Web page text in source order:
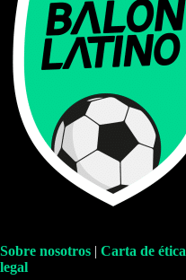
Sobre nosotros | Carta de ética
legal